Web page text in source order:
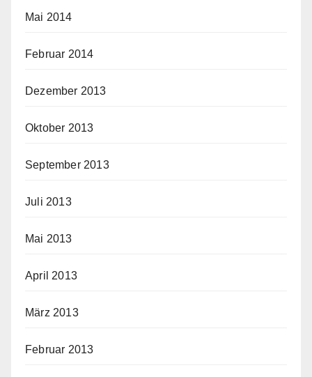
Mai 2014
Februar 2014
Dezember 2013
Oktober 2013
September 2013
Juli 2013
Mai 2013
April 2013
März 2013
Februar 2013